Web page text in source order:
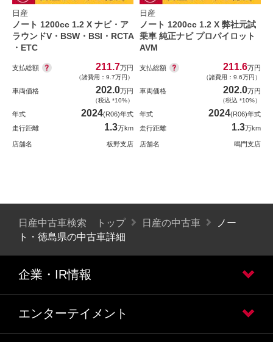
日産
ノート 1200cc 1.2 X ナビ・ア
ラウンドV・BSW・BSI・RCTA
・ETC
支払総額 211.7万円
（諸費用：9.7万円）
車両価格 202.0万円
（税込 *10%）
年式 2024(R06)年式
走行距離
1.3万km
店舗名 板野支店
日産
ノート 1200cc 1.2 X 弊社元試
乗車 純正ナビ プロパイロット
AVM
支払総額 211.6万円
（諸費用：9.6万円）
車両価格 202.0万円
（税込 *10%）
年式 2024(R06)年式
走行距離
1.3万km
店舗名 鳴門支店
日産中古車検索 トップ 日産の中古車
ノー
ト・徳島県の中古車詳細
企業・IR情報
エンターテイメント